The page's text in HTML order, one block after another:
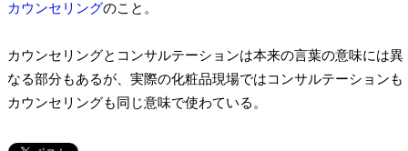
カウンセリングのこと。
カウンセリングとコンサルテーションは本来の言葉の意味には異
なる部分もあるが、実際の化粧品現場ではコンサルテーションも
カウンセリングも同じ意味で使わている。